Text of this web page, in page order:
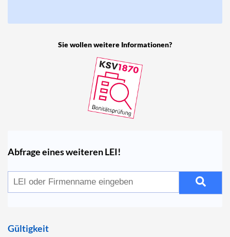
Sie wollen weitere Informationen?
Abfrage eines weiteren LEI!
Gültigkeit